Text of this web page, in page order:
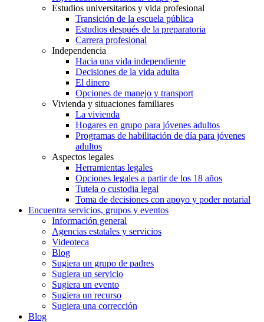
Estudios universitarios y vida profesional
Transición de la escuela pública
Estudios después de la preparatoria
Carrera profesional
Independencia
Hacia una vida independiente
Decisiones de la vida adulta
El dinero
Opciones de manejo y transport
Vivienda y situaciones familiares
La vivienda
Hogares en grupo para jóvenes adultos
Programas de habilitación de día para jóvenes
adultos
Aspectos legales
Herramientas legales
Opciones legales a partir de los 18 años
Tutela o custodia legal
Toma de decisiones con apoyo y poder notarial
Encuentra servicios, grupos y eventos
Información general
Agencias estatales y servicios
Videoteca
Blog
Sugiera un grupo de padres
Sugiera un servicio
Sugiera un evento
Sugiera un recurso
Sugiera una corrección
Blog